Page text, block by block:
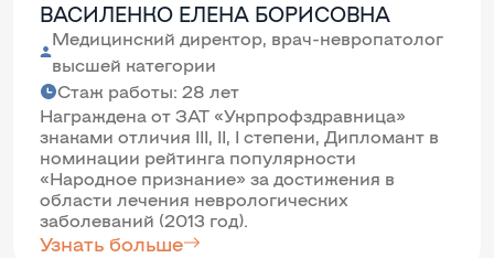
ВАСИЛЕНКО ЕЛЕНА БОРИСОВНА
Медицинский директор, врач-невропатолог
высшей категории
Стаж работы: 28 лет
Награждена от ЗАТ «Укрпрофздравница»
знаками отличия III, II, I степени, Дипломант в
номинации рейтинга популярности
«Народное признание» за достижения в
области лечения неврологических
заболеваний (2013 год).
Узнать больше